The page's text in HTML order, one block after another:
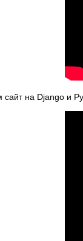
сайт на Django и